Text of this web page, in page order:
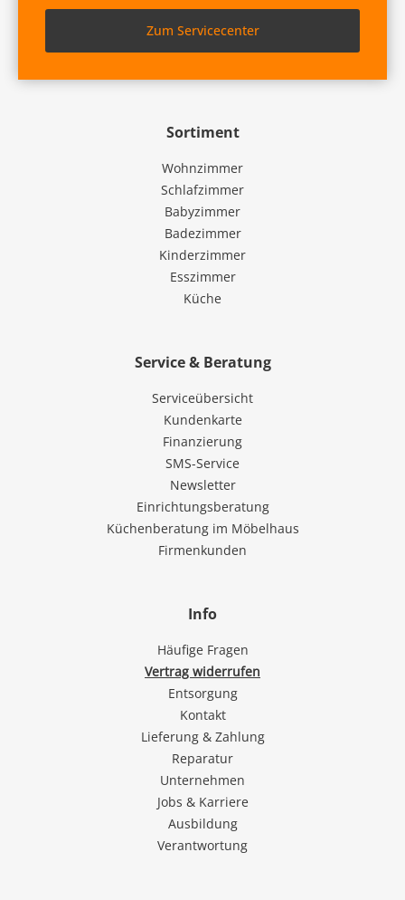
Sortiment
Wohnzimmer
Schlafzimmer
Babyzimmer
Badezimmer
Kinderzimmer
Esszimmer
Küche
Service & Beratung
Serviceübersicht
Kundenkarte
Finanzierung
SMS-Service
Newsletter
Einrichtungsberatung
Küchenberatung im Möbelhaus
Firmenkunden
Info
Häufige Fragen
Vertrag widerrufen
Entsorgung
Kontakt
Lieferung & Zahlung
Reparatur
Unternehmen
Jobs & Karriere
Ausbildung
Verantwortung
Zum Servicecenter